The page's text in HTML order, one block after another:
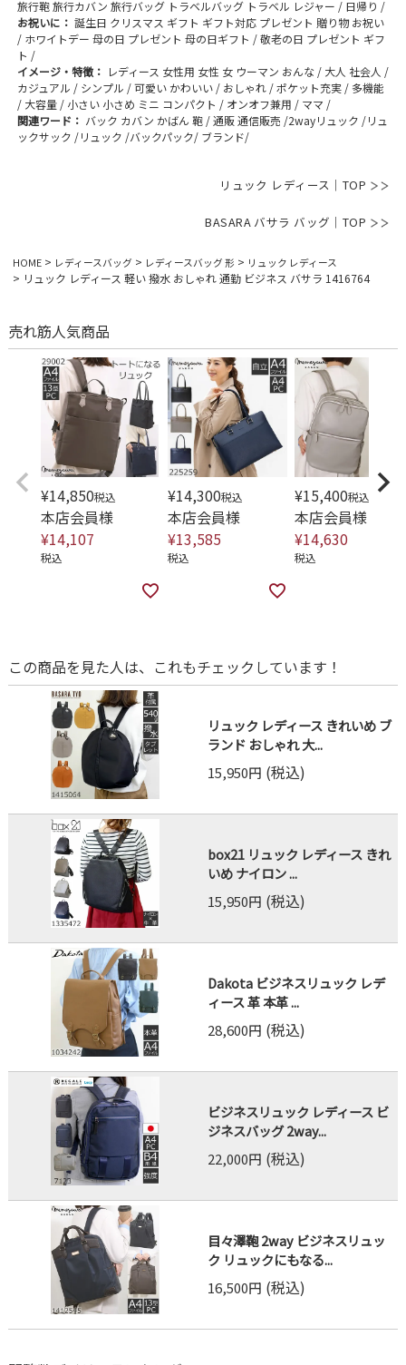
旅行鞄 旅行カバン 旅行バッグ トラベルバッグ トラベル レジャー / 日帰り /
お祝いに： 誕生日 クリスマス ギフト ギフト対応 プレゼント 贈り物 お祝い
/ ホワイトデー 母の日 プレゼント 母の日ギフト / 敬老の日 プレゼント ギフ
ト /
イメージ・特徴： レディース 女性用 女性 女 ウーマン おんな / 大人 社会人 /
カジュアル / シンプル / 可愛い かわいい / おしゃれ / ポケット充実 / 多機能
/ 大容量 / 小さい 小さめ ミニ コンパクト / オンオフ兼用 / ママ /
関連ワード： バック カバン かばん 鞄 / 通販 通信販売 /2wayリュック /リュ
ックサック /リュック /バックパック/ ブランド/
リュック レディース｜TOP
BASARA バサラ バッグ｜TOP
HOME レディースバッグ レディースバッグ 形 リュック レディース
リュック レディース 軽い 撥水 おしゃれ 通勤 ビジネス バサラ 1416764
売れ筋人気商品
¥14,850税込
本店会員様
¥14,107
税込
¥14,300税込
本店会員様
¥13,585
税込
¥15,400税込
本店会員様
¥14,630
税込
この商品を見た人は、これもチェックしています！
リュック レディース きれいめ ブ
ランド おしゃれ 大...
15,950円 (税込)
box21 リュック レディース きれ
いめ ナイロン ...
15,950円 (税込)
Dakota ビジネスリュック レデ
ィース 革 本革 ...
28,600円 (税込)
ビジネスリュック レディース ビ
ジネスバッグ 2way...
22,000円 (税込)
目々澤鞄 2way ビジネスリュッ
ク リュックにもなる...
16,500円 (税込)